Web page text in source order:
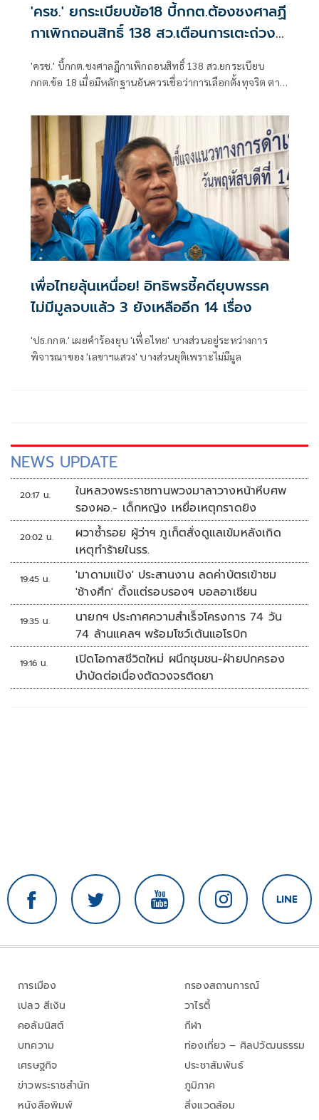
'ครช.' ยกระเบียบข้อ18 บี้กกต.ต้องชงศาลฏี
กาเพิกถอนสิทธิ์ 138 สว.เตือนการเตะถ่วง
ถือว่าผิดกม.
'ครช.' บี้กกต.ชงศาลฏีกาเพิกถอนสิทธิ์ 138 สว.ยกระเบียบ
กกต.ข้อ 18 เมื่อมีหลักฐานอันควรเชื่อว่าการเลือกตั้งทุจริต ตาม
ทุจริตกกต.ต้องทำหน้าที่ยื่นศาลฎีกา การตั้งกก.สอบสวน จึง
เป็นการกระทำที่เตะถ่วงและผิดกฎหมาย
เพื่อไทยลุ้นเหนื่อย! อิทธิพรชี้คดียุบพรรค
ไม่มีมูลจบแล้ว 3 ยังเหลืออีก 14 เรื่อง
'ปธ.กกต.' เผยคำร้องยุบ 'เพื่อไทย' บางส่วนอยู่ระหว่างการ
พิจารณาของ 'เลขาฯแสวง' บางส่วนยุติเพราะไม่มีมูล
NEWS UPDATE
20:17 น.
ในหลวงพระราชทานพวงมาลาวางหน้าหีบศพ
รองผอ.- เด็กหญิง เหยื่อเหตุกราดยิง
20:02 น.
ผวาซ้ำรอย ผู้ว่าฯ ภูเก็ตสั่งดูแลเข้มหลังเกิด
เหตุทำร้ายในรร.
19:45 น.
'มาดามแป้ง' ประสานงาน ลดค่าบัตรเข้าชม
'ช้างศึก' ตั้งแต่รอบรองฯ บอลอาเซียน
19:35 น.
นายกฯ ประกาศความสำเร็จโครงการ 74 วัน
74 ล้านแคลฯ พร้อมโชว์เต้นแอโรบิก
19:16 น.
เปิดโอกาสชีวิตใหม่ ผนึกชุมชน-ฝ่ายปกครอง
บำบัดต่อเนื่องตัดวงจรติดยา
การเมือง
เปลว สีเงิน
คอลัมนิสต์
บทความ
เศรษฐกิจ
ข่าวพระราชสำนัก
หนังสือพิมพ์
กรองสถานการณ์
วาไรตี้
กีฬา
ท่องเที่ยว – ศิลปวัฒนธรรม
ประชาสัมพันธ์
ภูมิภาค
สิ่งแวดล้อม